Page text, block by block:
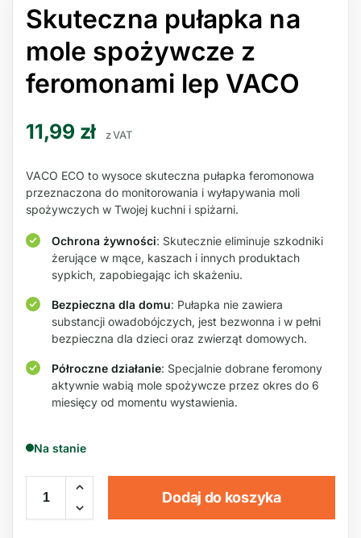
Skuteczna pułapka na
mole spożywcze z
feromonami lep VACO
11,99 zł z VAT
VACO ECO to wysoce skuteczna pułapka feromonowa
przeznaczona do monitorowania i wyłapywania moli
spożywczych w Twojej kuchni i spiżarni.
Ochrona żywności: Skutecznie eliminuje szkodniki
żerujące w mące, kaszach i innych produktach
sypkich, zapobiegając ich skażeniu.
Bezpieczna dla domu: Pułapka nie zawiera
substancji owadobójczych, jest bezwonna i w pełni
bezpieczna dla dzieci oraz zwierząt domowych.
Półroczne działanie: Specjalnie dobrane feromony
aktywnie wabią mole spożywcze przez okres do 6
miesięcy od momentu wystawienia.
Na stanie
Dodaj do koszyka